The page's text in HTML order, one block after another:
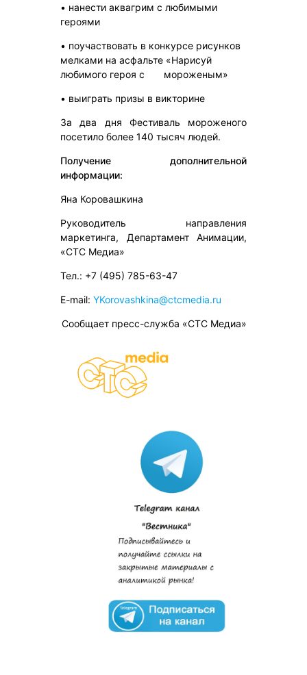
• нанести аквагрим с любимыми
героями
• поучаствовать в конкурсе рисунков
мелками на асфальте «Нарисуй
любимого героя с мороженым»
• выиграть призы в викторине
За два дня Фестиваль мороженого
посетило более 140 тысяч людей.
Получение дополнительной
информации:
Яна Коровашкина
Руководитель направления
маркетинга, Департамент Анимации,
«СТС Медиа»
Тел.: +7 (495) 785-63-47
E-mail: YKorovashkina@ctcmedia.ru
Сообщает пресс-служба «СТС Медиа»